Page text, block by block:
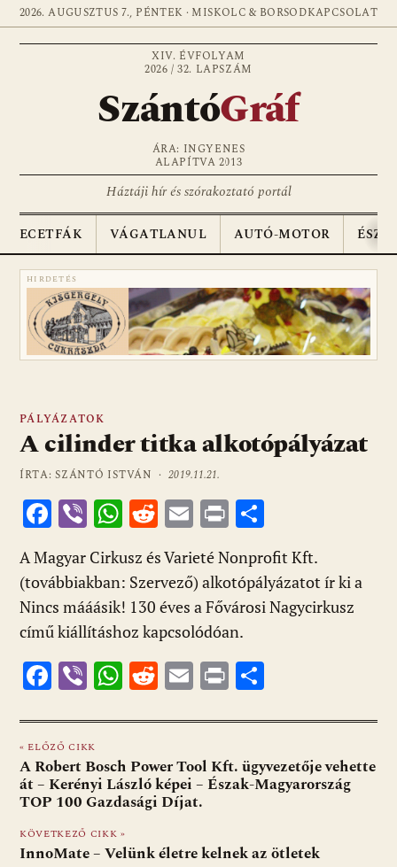
2026. AUGUSZTUS 7., PÉNTEK · MISKOLC & BORSODKAPCSOLAT
XIV. ÉVFOLYAM
2026 / 32. LAPSZÁM
SzántóGráf
ÁRA: INGYENES
ALAPÍTVA 2013
Háztáji hír és szórakoztató portál
ECETFÁK VÁGATLANUL AUTÓ-MOTOR
HIRDETÉS
PÁLYÁZATOK
A cilinder titka alkotópályázat
ÍRTA: SZÁNTÓ ISTVÁN ·2019.11.21.
F
e
b
o
o
k
Vi
b
er
W
at
s
A
p
p
R
e
d
di
t
E
m
ai
l
Pr
in
t
ss
za
m
A Magyar Cirkusz és Varieté Nonprofit Kft.
(továbbiakban: Szervező) alkotópályázatot ír ki a
Nincs mááásik! 130 éves a Fővárosi Nagycirkusz
című kiállításhoz kapcsolódóan.
F
e
b
o
o
k
Vi
er
W
at
s
A
p
p
R
d
di
t
E
ai
l
Pr
t za
m
e
« ELŐZŐ CIKK
A Robert Bosch Power Tool Kft. ügyvezetője vehette
át – Kerényi László képei – Észak-Magyarország
TOP 100 Gazdasági Díjat.
KÖVETKEZŐ CIKK »
InnoMate – Velünk életre kelnek az ötletek